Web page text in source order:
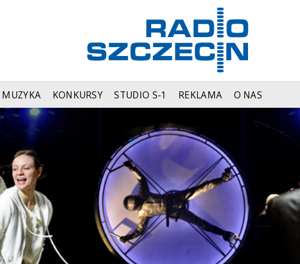
MUZYKA KONKURSY STUDIO S-1 REKLAMA O NAS